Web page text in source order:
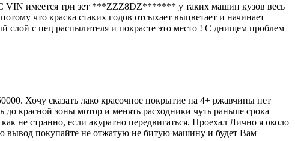
VIN имеется три зет ***ZZZ8DZ******* у таких машин кузов весь
что краска стаких годов отсыхает выцветает и начинает
слой с пец распылителя и покрасте это место ! С днищем проблем
Хочу сказать лако красочное покрытие на 4+ ржавчины нет
красной зоны мотор и менять расходники чуть раньше срока
не странно, если акуратно передвигаться. Проехал Лично я около
вывод покупайте не отжатую не битую машину и будет Вам